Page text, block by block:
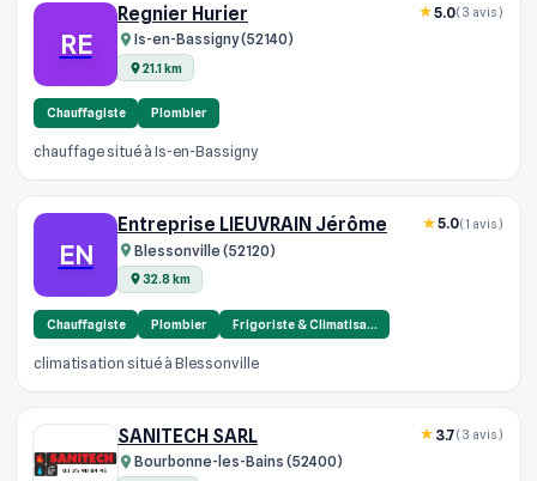
RE
Regnier Hurier
Is-en-Bassigny (52140)
21.1 km
5.0(3 avis)
Chauffagiste Plombier
chauffage situé à Is-en-Bassigny
EN
Entreprise LIEUVRAIN Jérôme
Blessonville (52120)
32.8 km
5.0(1 avis)
Chauffagiste Plombier Frigoriste & Climatisa…
climatisation situé à Blessonville
SANITECH SARL
Bourbonne-les-Bains (52400)
3.7(3 avis)